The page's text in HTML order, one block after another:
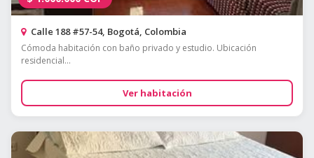
Calle 188 #57-54, Bogotá, Colombia
Cómoda habitación con baño privado y estudio. Ubicación
residencial...
Ver habitación